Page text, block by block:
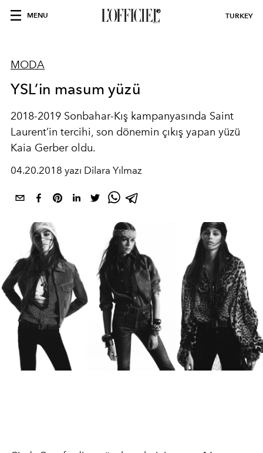
MENU TURKEY
MODA
YSL’in masum yüzü
2018-2019 Sonbahar-Kış kampanyasında Saint
Laurent’in tercihi, son dönemin çıkış yapan yüzü
Kaia Gerber oldu.
04.20.2018 yazı Dilara Yılmaz